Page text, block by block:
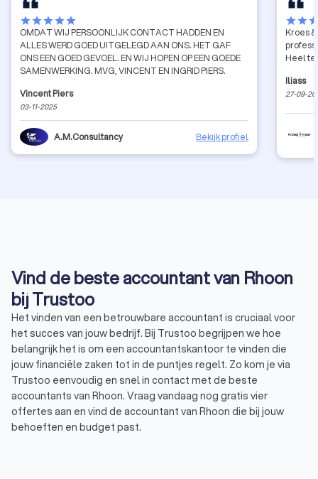
starstarstarstarstar
OMDAT WIJ PERSOONLIJK CONTACT HADDEN EN
ALLES WERD GOED UITGELEGD AAN ONS. HET GAF
ONS EEN GOED GEVOEL. EN WIJ HOPEN OP EEN GOEDE
SAMENWERKING. MVG, VINCENT EN INGRID PIERS.
Vincent Piers
03-11-2025
A.M.Consultancy Bekijk profiel
starstar
Kroes
Heel
Iliass
27-09-
Vind de beste accountant van Rhoon
bij Trustoo
Het vinden van een betrouwbare accountant is cruciaal voor
het succes van jouw bedrijf. Bij Trustoo begrijpen we hoe
belangrijk het is om een accountantskantoor te vinden die
jouw financiële zaken tot in de puntjes regelt. Zo kom je via
Trustoo eenvoudig en snel in contact met de beste
accountants van Rhoon. Vraag vandaag nog gratis vier
offertes aan en vind de accountant van Rhoon die bij jouw
behoeften en budget past.